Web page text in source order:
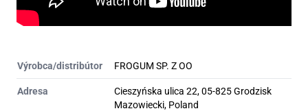
Výrobca/distribútor FROGUM SP. Z OO
Adresa
Cieszyńska ulica 22, 05-825 Grodzisk
Mazowiecki, Poland